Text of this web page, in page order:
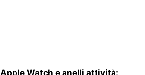
Apple Watch e anelli attività: